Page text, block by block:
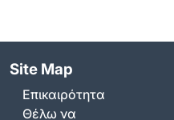
Site Map
Επικαιρότητα
Θέλω να